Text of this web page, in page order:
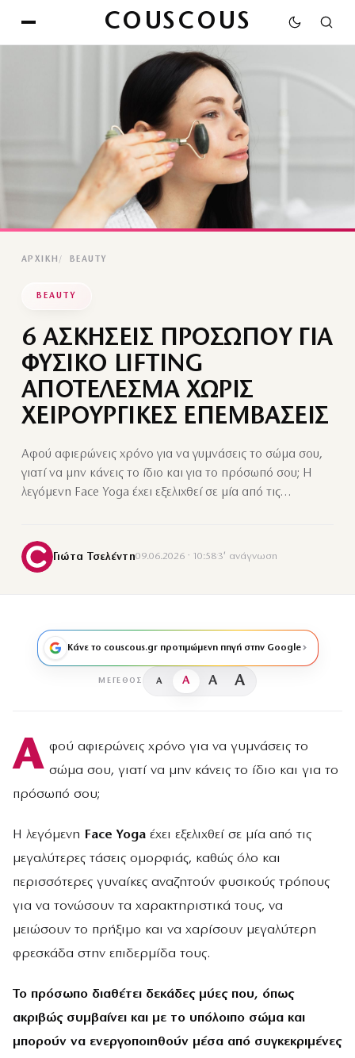
COUSCOUS
ΑΡΧΙΚΉ BEAUTY
BEAUTY
6 ΑΣΚΗΣΕΙΣ ΠΡΟΣΩΠΟΥ ΓΙΑ
ΦΥΣΙΚΟ LIFTING
ΑΠΟΤΕΛΕΣΜΑ ΧΩΡΙΣ
ΧΕΙΡΟΥΡΓΙΚΕΣ ΕΠΕΜΒΑΣΕΙΣ
Αφού αφιερώνεις χρόνο για να γυμνάσεις το σώμα σου,
γιατί να μην κάνεις το ίδιο και για το πρόσωπό σου; Η
λεγόμενη Face Yoga έχει εξελιχθεί σε μία από τις…
Γιώτα Τσελέντη09.06.2026 · 10:58·3′ ανάγνωση
Κάνε το couscous.gr προτιμώμενη πηγή στην Google
ΜΈΓΕΘΟΣ A A A A
Α φού αφιερώνεις χρόνο για να γυμνάσεις το
σώμα σου, γιατί να μην κάνεις το ίδιο και για το
πρόσωπό σου;
Η λεγόμενη Face Yoga έχει εξελιχθεί σε μία από τις
μεγαλύτερες τάσεις ομορφιάς, καθώς όλο και
περισσότερες γυναίκες αναζητούν φυσικούς τρόπους
για να τονώσουν τα χαρακτηριστικά τους, να
μειώσουν το πρήξιμο και να χαρίσουν μεγαλύτερη
φρεσκάδα στην επιδερμίδα τους.
Το πρόσωπο διαθέτει δεκάδες μύες που, όπως
ακριβώς συμβαίνει και με το υπόλοιπο σώμα και
μπορούν να ενεργοποιηθούν μέσα από συγκεκριμένες